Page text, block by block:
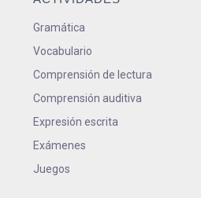
Gramática
Vocabulario
Comprensión de lectura
Comprensión auditiva
Expresión escrita
Exámenes
Juegos